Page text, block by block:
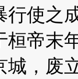
行使之
帝末
城，废